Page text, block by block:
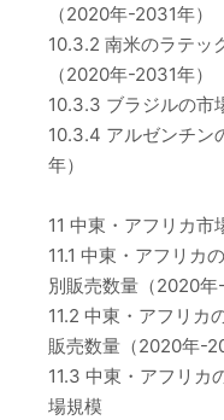
（2020年-2031年）
10.3.2 南米のラテッ
（2020年-2031年）
10.3.3 ブラジルの市
10.3.4 アルゼンチン
年）
11 中東・アフリカ市
11.1 中東・アフリカ
別販売数量（2020年-
11.2 中東・アフリカ
販売数量（2020年-
11.3 中東・アフリカ
場規模